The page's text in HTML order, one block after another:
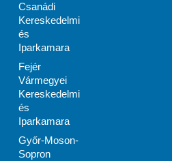
Csanádi
Kereskedelmi
és
Iparkamara
Fejér
Vármegyei
Kereskedelmi
és
Iparkamara
Győr-Moson-
Sopron